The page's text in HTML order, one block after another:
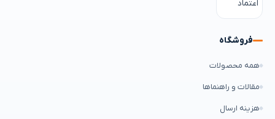
فروشگاه
همه محصولات
مقالات و راهنماها
هزینه ارسال